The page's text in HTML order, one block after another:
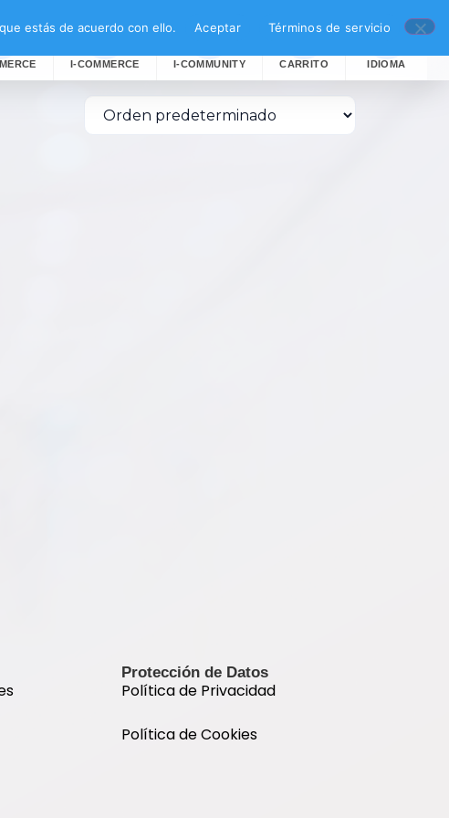
I-COMMERCE I-COMMUNITY CARRITO IDIOMA
Protección de Datos
Política de Privacidad
Política de Cookies
estás de acuerdo con ello. Aceptar Términos de servicio